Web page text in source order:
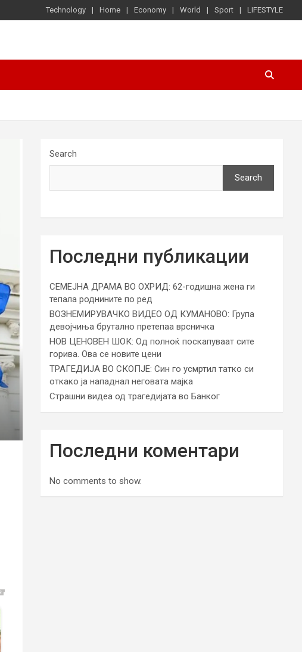
Technology Home Economy World Sport LIFESTYLE
Search
Search
Последни публикации
СЕМЕЈНА ДРАМА ВО ОХРИД: 62-годишна жена ги
тепала роднините по ред
ВОЗНЕМИРУВАЧКО ВИДЕО ОД КУМАНОВО: Група
девојчиња брутално претепаа врсничка
НОВ ЦЕНОВЕН ШОК: Од полноќ поскапуваат сите
горива. Ова се новите цени
ТРАГЕДИЈА ВО СКОПЈЕ: Син го усмртил татко си
откако ја нападнал неговата мајка
Страшни видеа од трагедијата во Банког
Последни коментари
No comments to show.